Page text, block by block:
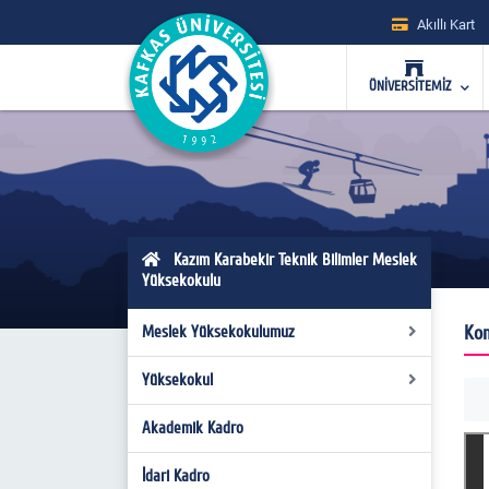
Akıllı Kart
ÜNİVERSİTEMİZ
Kazım Karabekir Teknik Bilimler Meslek
Yüksekokulu
Meslek Yüksekokulumuz
Genel Tanıtım
Misyon-Vizyon
Yüksekokul Kurulu
Yüksekokul
Genel Bilgiler
Kalite Komisyonu Anasayfa
Akademik Kadro
İdari Kadro